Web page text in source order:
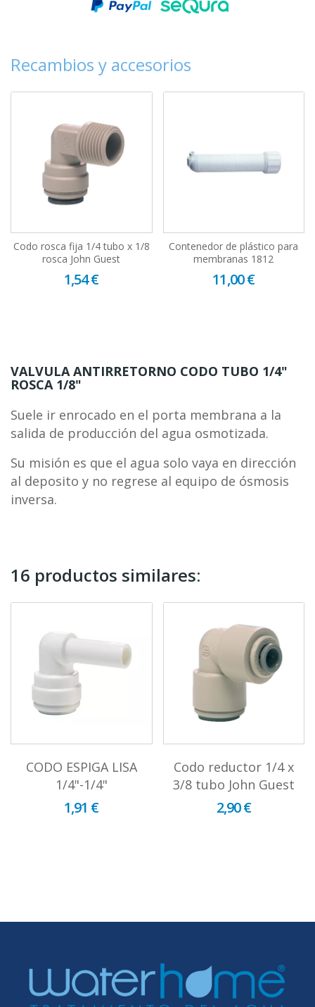
Recambios y accesorios
Codo rosca fija 1/4 tubo x 1/8
rosca John Guest
1,54 €
Contenedor de plástico para
membranas 1812
11,00 €
VALVULA ANTIRRETORNO CODO TUBO 1/4"
ROSCA 1/8"
Suele ir enrocado en el porta membrana a la
salida de producción del agua osmotizada.
Su misión es que el agua solo vaya en dirección
al deposito y no regrese al equipo de ósmosis
inversa.
16 productos similares:
CODO ESPIGA LISA
1/4"-1/4"
1,91 €
Codo reductor 1/4 x
3/8 tubo John Guest
2,90 €